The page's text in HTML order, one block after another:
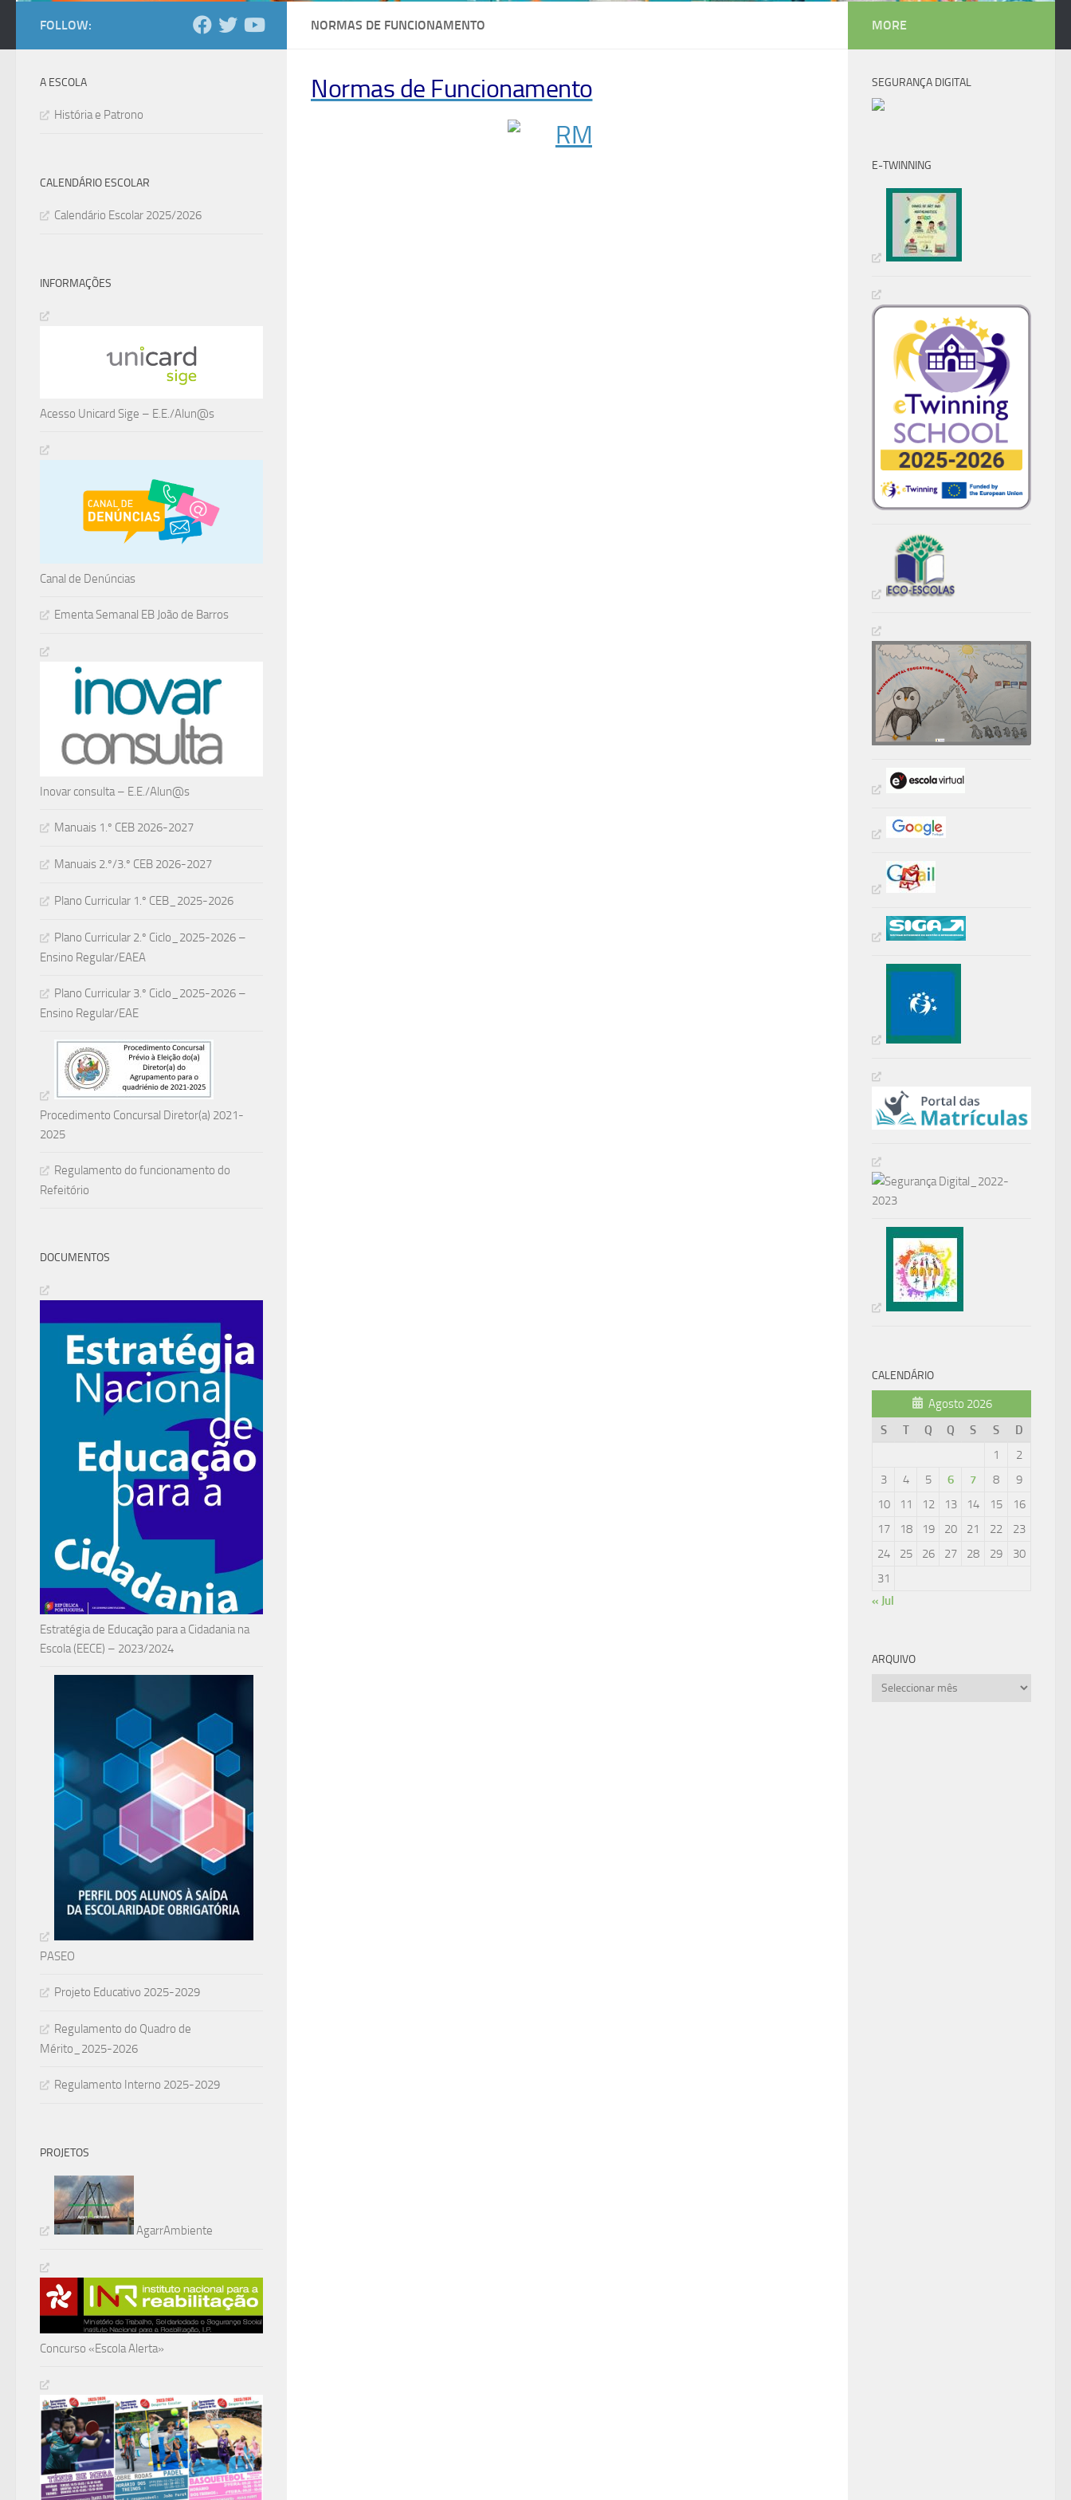
NORMAS DE FUNCIONAMENTO
Normas de Funcionamento
FOLLOW:
A ESCOLA
História e Patrono
CALENDÁRIO ESCOLAR
Calendário Escolar 2025/2026
INFORMAÇÕES
Acesso Unicard Sige – E.E./Alun@s
Canal de Denúncias
Ementa Semanal EB João de Barros
Inovar consulta – E.E./Alun@s
Manuais 1.º CEB 2026-2027
Manuais 2.º/3.º CEB 2026-2027
Plano Curricular 1.º CEB_2025-2026
Plano Curricular 2.º Ciclo_2025-2026 –
Ensino Regular/EAEA
Plano Curricular 3.º Ciclo_2025-2026 –
Ensino Regular/EAE
Procedimento Concursal Diretor(a) 2021-
2025
Regulamento do funcionamento do
Refeitório
DOCUMENTOS
Estratégia de Educação para a Cidadania na
Escola (EECE) – 2023/2024
PASEO
Projeto Educativo 2025-2029
Regulamento do Quadro de
Mérito_2025-2026
Regulamento Interno 2025-2029
PROJETOS
AgarrAmbiente
Concurso «Escola Alerta»
MORE
SEGURANÇA DIGITAL
E-TWINNING
CALENDÁRIO
Agosto 2026
S
T Q Q S S
D
1
2
3
4 5 6 7 8
9
10
11 12 13 14 15
16
17
18 19 20 21 22
23
24
25 26 27 28 29
30
31
« Jul
ARQUIVO
Arquivo